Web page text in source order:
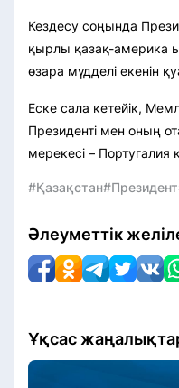
Кездесу соңында
қырлы қазақ-америка
өзара мүдделі екенін
Еске сала кетейік,
Президенті мен оның
мерекесі – Португалия
#Қазақстан#Президент
Әлеуметтік
Ұқсас